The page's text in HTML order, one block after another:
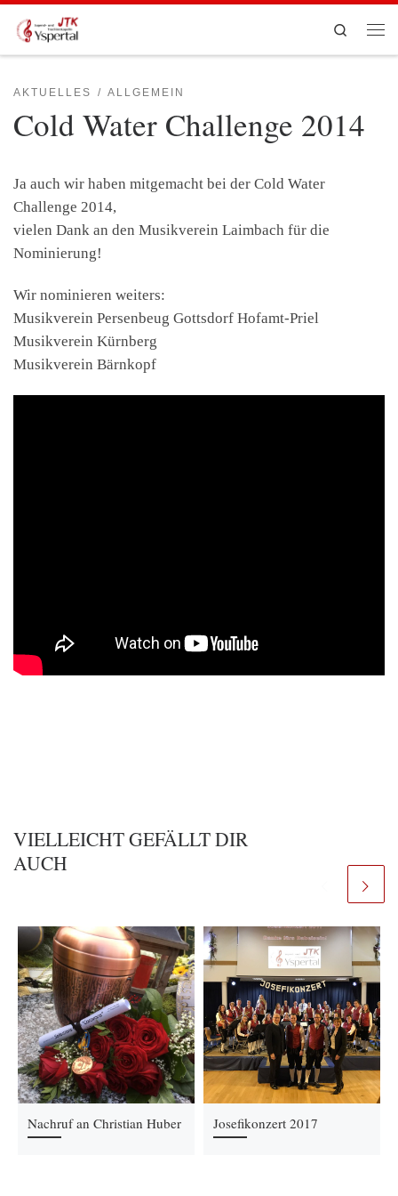
Zum Inhalt springen
Search
AKTUELLES ALLGEMEIN
Cold Water Challenge 2014
Ja auch wir haben mitgemacht bei der Cold Water
Challenge 2014,
vielen Dank an den Musikverein Laimbach für die
Nominierung!
Wir nominieren weiters:
Musikverein Persenbeug Gottsdorf Hofamt-Priel
Musikverein Kürnberg
Musikverein Bärnkopf
VIELLEICHT GEFÄLLT DIR
AUCH
Nachruf an Christian Huber Josefikonzert 2017